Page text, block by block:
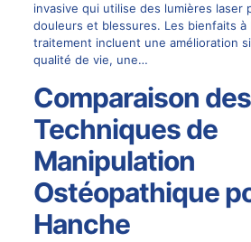
invasive qui utilise des lumières laser
douleurs et blessures. Les bienfaits à
traitement incluent une amélioration
qualité de vie, une…
Comparaison des
Techniques de
Manipulation
Ostéopathique
Hanche